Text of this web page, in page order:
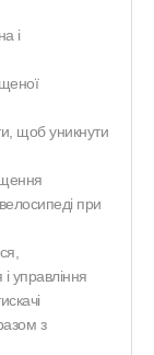
і
щоб уникнути
при
управління
з